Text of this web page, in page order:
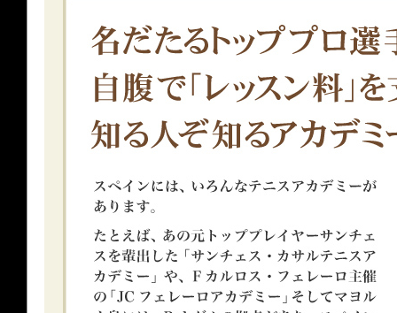
そんな「秘密基
と探し続けた結
存在が浮き上が
ェレール選手も
VAL（テニスバル